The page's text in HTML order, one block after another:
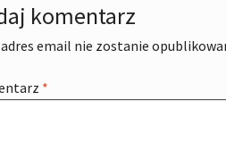
komentarz
email nie zostanie
*